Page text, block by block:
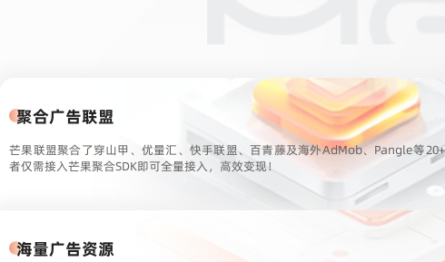
聚合广告联盟
芒果联盟聚合了穿山甲、优量汇、快手联盟、百青藤及海外AdMob、Pangle等
者仅需接入芒果聚合SDK即可全量接入，高效变现！
海量广告资源